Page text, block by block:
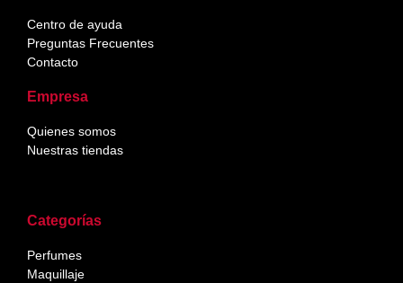
Categorías
Perfumes
Maquillaje
Centro de ayuda
Preguntas Frecuentes
Contacto
Empresa
Quienes somos
Nuestras tiendas